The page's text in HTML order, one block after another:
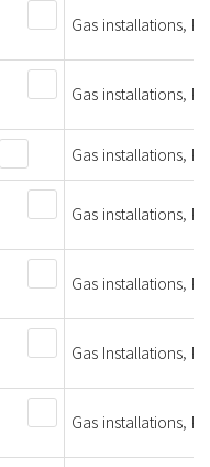
Gas installations,
Gas installations,
Gas installations,
Gas installations,
Gas installations,
Gas Installations,
Gas installations,